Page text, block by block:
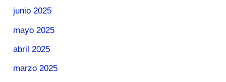
junio 2025
mayo 2025
abril 2025
marzo 2025